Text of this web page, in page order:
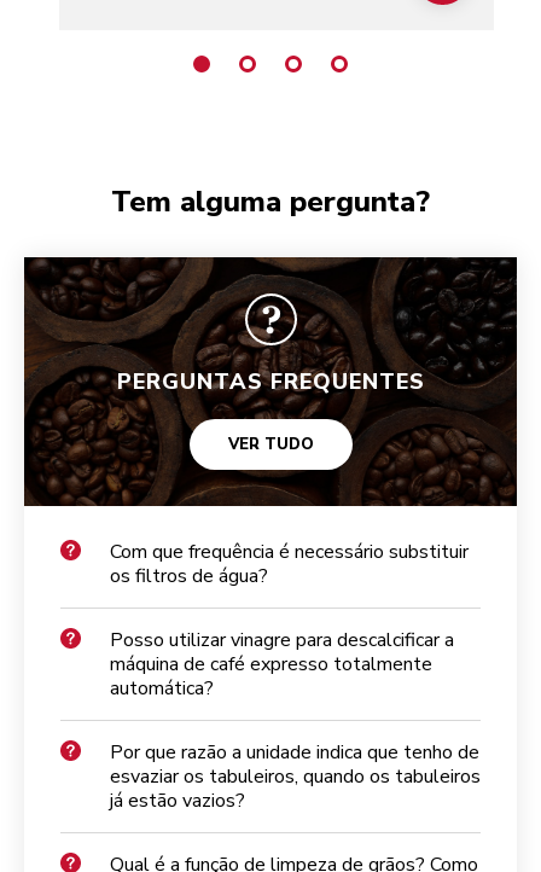
Tem alguma pergunta?
PERGUNTAS FREQUENTES
VER TUDO
Com que frequência é necessário substituir
os filtros de água?
Posso utilizar vinagre para descalcificar a
máquina de café expresso totalmente
automática?
Por que razão a unidade indica que tenho de
esvaziar os tabuleiros, quando os tabuleiros
já estão vazios?
Qual é a função de limpeza de grãos? Como